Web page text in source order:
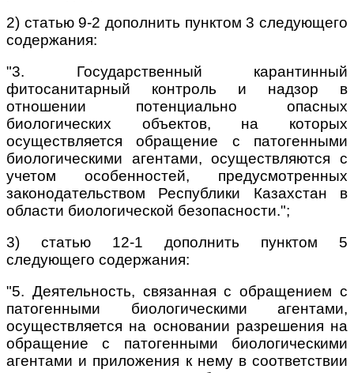
2) статью 9-2 дополнить пунктом 3 следующего
содержания:
"3. Государственный карантинный
фитосанитарный контроль и надзор в
отношении потенциально опасных
биологических объектов, на которых
осуществляется обращение с патогенными
биологическими агентами, осуществляются с
учетом особенностей, предусмотренных
законодательством Республики Казахстан в
области биологической безопасности.";
3) статью 12-1 дополнить пунктом 5
следующего содержания:
"5. Деятельность, связанная с обращением с
патогенными биологическими агентами,
осуществляется на основании разрешения на
обращение с патогенными биологическими
агентами и приложения к нему в соответствии